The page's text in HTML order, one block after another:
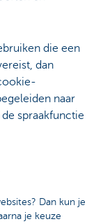
die een
dan
naar
spraakfunctie
Dan kun je
je keuze